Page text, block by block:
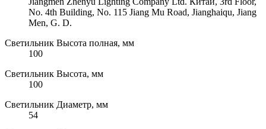
No. 4th Building, No. 115 Jiang Mu Road, Jianghaiqu, Jiang
Men, G. D.
Светильник Высота полная, мм
100
Светильник Высота, мм
100
Светильник Диаметр, мм
54